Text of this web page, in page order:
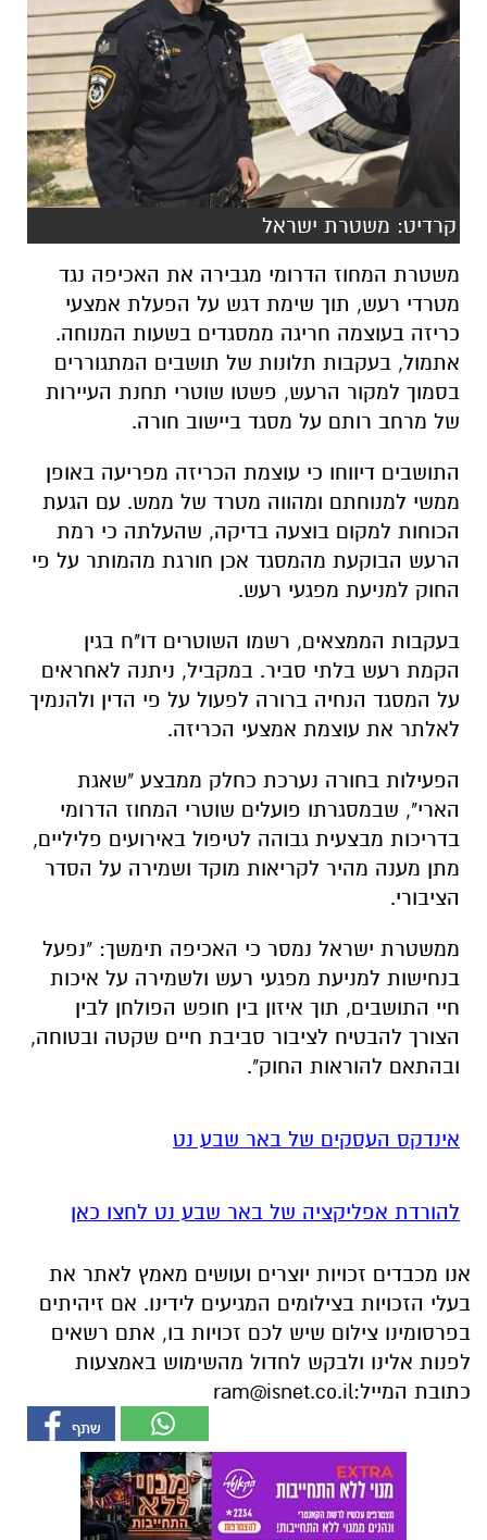
קרדיט: משטרת ישראל
משטרת המחוז הדרומי מגבירה את האכיפה נגד
מטרדי רעש, תוך שימת דגש על הפעלת אמצעי
כריזה בעוצמה חריגה ממסגדים בשעות המנוחה.
אתמול, בעקבות תלונות של תושבים המתגוררים
בסמוך למקור הרעש, פשטו שוטרי תחנת העיירות
של מרחב רותם על מסגד ביישוב חורה.
התושבים דיווחו כי עוצמת הכריזה מפריעה באופן
ממשי למנוחתם ומהווה מטרד של ממש. עם הגעת
הכוחות למקום בוצעה בדיקה, שהעלתה כי רמת
הרעש הבוקעת מהמסגד אכן חורגת מהמותר על פי
החוק למניעת מפגעי רעש.
בעקבות הממצאים, רשמו השוטרים דו"ח בגין
הקמת רעש בלתי סביר. במקביל, ניתנה לאחראים
על המסגד הנחיה ברורה לפעול על פי הדין ולהנמיך
לאלתר את עוצמת אמצעי הכריזה.
הפעילות בחורה נערכת כחלק ממבצע "שאגת
הארי", שבמסגרתו פועלים שוטרי המחוז הדרומי
בדריכות מבצעית גבוהה לטיפול באירועים פליליים,
מתן מענה מהיר לקריאות מוקד ושמירה על הסדר
הציבורי.
ממשטרת ישראל נמסר כי האכיפה תימשך: "נפעל
בנחישות למניעת מפגעי רעש ולשמירה על איכות
חיי התושבים, תוך איזון בין חופש הפולחן לבין
הצורך להבטיח לציבור סביבת חיים שקטה ובטוחה,
ובהתאם להוראות החוק".
אינדקס העסקים של באר שבע נט
להורדת אפליקציה של באר שבע נט לחצו כאן
אנו מכבדים זכויות יוצרים ועושים מאמץ לאתר את
בעלי הזכויות בצילומים המגיעים לידינו. אם זיהיתים
בפרסומינו צילום שיש לכם זכויות בו, אתם רשאים
לפנות אלינו ולבקש לחדול מהשימוש באמצעות
כתובת המייל:ram@isnet.co.il